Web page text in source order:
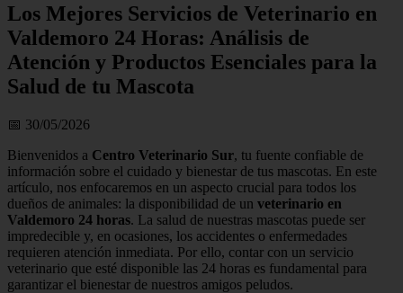
Los Mejores Servicios de Veterinario en
Valdemoro 24 Horas: Análisis de
Atención y Productos Esenciales para la
Salud de tu Mascota
📅 30/05/2026
Bienvenidos a Centro Veterinario Sur, tu fuente confiable de
información sobre el cuidado y bienestar de tus mascotas. En este
artículo, nos enfocaremos en un aspecto crucial para todos los
dueños de animales: la disponibilidad de un veterinario en
Valdemoro 24 horas. La salud de nuestras mascotas puede ser
impredecible y, en ocasiones, los accidentes o enfermedades
requieren atención inmediata. Por ello, contar con un servicio
veterinario que esté disponible las 24 horas es fundamental para
garantizar el bienestar de nuestros amigos peludos.